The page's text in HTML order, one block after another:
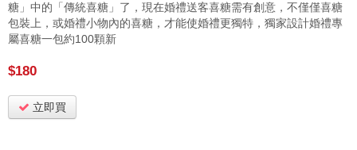
糖」中的「傳統喜糖」了，現在婚禮送客喜糖需有創意，不僅僅喜糖
包裝上，或婚禮小物內的喜糖，才能使婚禮更獨特，獨家設計婚禮專
屬喜糖一包約100顆新
$180
立即買